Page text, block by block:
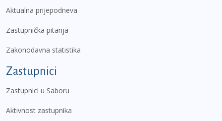
Aktualna prijepodneva
Zastupnička pitanja
Zakonodavna statistika
Zastupnici
Zastupnici u Saboru
Aktivnost zastupnika